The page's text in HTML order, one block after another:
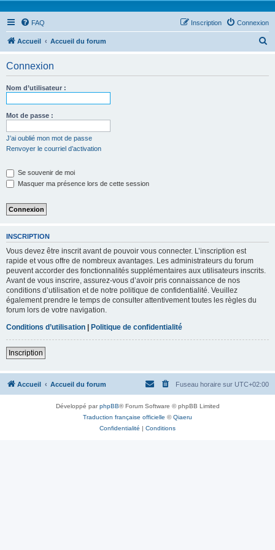
FAQ Connexion
Inscription
Accueil Accueil du forum
Connexion
Nom d’utilisateur :
Mot de passe :
J’ai oublié mon mot de passe
Renvoyer le courriel d’activation
Se souvenir de moi
Masquer ma présence lors de cette session
INSCRIPTION
Vous devez être inscrit avant de pouvoir vous connecter. L’inscription est
rapide et vous offre de nombreux avantages. Les administrateurs du forum
peuvent accorder des fonctionnalités supplémentaires aux utilisateurs inscrits.
Avant de vous inscrire, assurez-vous d’avoir pris connaissance de nos
conditions d’utilisation et de notre politique de confidentialité. Veuillez
également prendre le temps de consulter attentivement toutes les règles du
forum lors de votre navigation.
Conditions d’utilisation | Politique de confidentialité
Inscription
Accueil Accueil du forum Fuseau horaire sur UTC+02:00
Développé parphpBB® Forum Software © phpBB Limited
Traduction française officielle ©Qiaeru
Confidentialité | Conditions